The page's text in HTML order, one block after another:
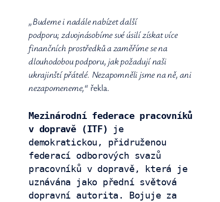
„Budeme i nadále nabízet další
podporu; zdvojnásobíme své úsilí získat více
finančních prostředků a zaměříme se na
dlouhodobou podporu, jak požadují naši
ukrajinští přátelé. Nezapomněli jsme na ně, ani
nezapomeneme,“řekla.
Mezinárodní federace pracovníků
v dopravě (ITF)
je
demokratickou, přidruženou
federací odborových svazů
pracovníků v dopravě, která je
uznávána jako přední světová
dopravní autorita. Bojuje za